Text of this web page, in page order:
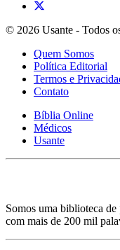
© 2026 Usante - Todos
Quem Somos
Política Editorial
Termos e
Contato
Bíblia Online
Médicos
Usante
Somos uma biblioteca
com mais de 200 mil